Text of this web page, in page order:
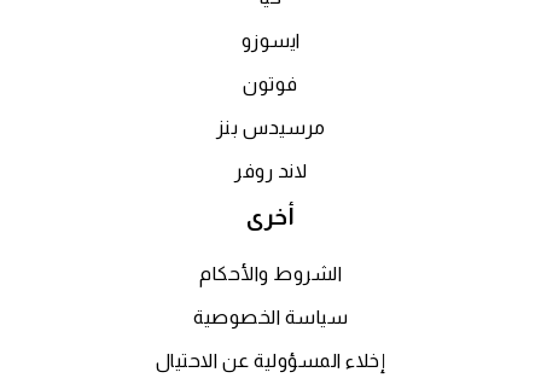
ايسوزو
فوتون
مرسيدس بنز
لاند روفر
أخرى
الشروط والأحكام
سياسة الخصوصية
إخلاء المسؤولية عن الاحتيال